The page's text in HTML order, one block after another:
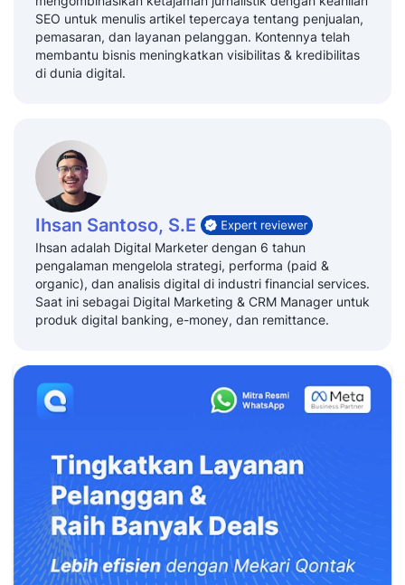
SEO untuk menulis artikel tepercaya tentang penjualan,
pemasaran, dan layanan pelanggan. Kontennya telah
membantu bisnis meningkatkan visibilitas & kredibilitas
di dunia digital.
Ihsan Santoso, S.E
Ihsan adalah Digital Marketer dengan 6 tahun
pengalaman mengelola strategi, performa (paid &
organic), dan analisis digital di industri financial services.
Saat ini sebagai Digital Marketing & CRM Manager untuk
produk digital banking, e-money, dan remittance.